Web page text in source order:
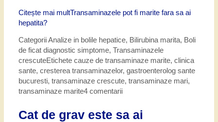
Citește mai multTransaminazele pot fi marite fara sa ai
hepatita?
CategoriiAnalize in bolile hepatice, Bilirubina marita, Boli
de ficat diagnostic simptome, Transaminazele
crescuteEtichete cauze de transaminaze marite, clinica
sante, cresterea transaminazelor, gastroenterolog sante
bucuresti, transaminaze crescute, transaminaze mari,
transaminaze marite4 comentarii
Cat de grav este sa ai